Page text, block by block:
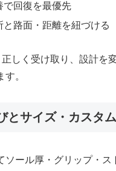
で回復を最優先
と路面・距離を紐づける
正しく受け取り、設計を
。
とサイズ・カスタム
ソール厚・グリップ・ス